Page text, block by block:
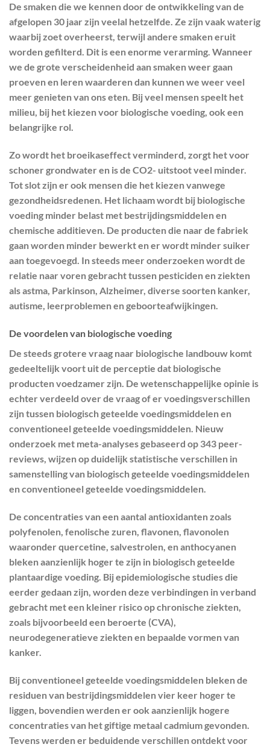
De smaken die we kennen door de ontwikkeling van de
afgelopen 30 jaar zijn veelal hetzelfde. Ze zijn vaak waterig
waarbij zoet overheerst, terwijl andere smaken eruit
worden gefilterd. Dit is een enorme verarming. Wanneer
we de grote verscheidenheid aan smaken weer gaan
proeven en leren waarderen dan kunnen we weer veel
meer genieten van ons eten. Bij veel mensen speelt het
milieu, bij het kiezen voor biologische voeding, ook een
belangrijke rol.
Zo wordt het broeikaseffect verminderd, zorgt het voor
schoner grondwater en is de CO2- uitstoot veel minder.
Tot slot zijn er ook mensen die het kiezen vanwege
gezondheidsredenen. Het lichaam wordt bij biologische
voeding minder belast met bestrijdingsmiddelen en
chemische additieven. De producten die naar de fabriek
gaan worden minder bewerkt en er wordt minder suiker
aan toegevoegd. In steeds meer onderzoeken wordt de
relatie naar voren gebracht tussen pesticiden en ziekten
als astma, Parkinson, Alzheimer, diverse soorten kanker,
autisme, leerproblemen en geboorteafwijkingen.
De voordelen van biologische voeding
De steeds grotere vraag naar biologische landbouw komt
gedeeltelijk voort uit de perceptie dat biologische
producten voedzamer zijn. De wetenschappelijke opinie is
echter verdeeld over de vraag of er voedingsverschillen
zijn tussen biologisch geteelde voedingsmiddelen en
conventioneel geteelde voedingsmiddelen. Nieuw
onderzoek met meta-analyses gebaseerd op 343 peer-
reviews, wijzen op duidelijk statistische verschillen in
samenstelling van biologisch geteelde voedingsmiddelen
en conventioneel geteelde voedingsmiddelen.
De concentraties van een aantal antioxidanten zoals
polyfenolen, fenolische zuren, flavonen, flavonolen
waaronder quercetine, salvestrolen, en anthocyanen
bleken aanzienlijk hoger te zijn in biologisch geteelde
plantaardige voeding. Bij epidemiologische studies die
eerder gedaan zijn, worden deze verbindingen in verband
gebracht met een kleiner risico op chronische ziekten,
zoals bijvoorbeeld een beroerte (CVA),
neurodegeneratieve ziekten en bepaalde vormen van
kanker.
Bij conventioneel geteelde voedingsmiddelen bleken de
residuen van bestrijdingsmiddelen vier keer hoger te
liggen, bovendien werden er ook aanzienlijk hogere
concentraties van het giftige metaal cadmium gevonden.
Tevens werden er beduidende verschillen ontdekt voor